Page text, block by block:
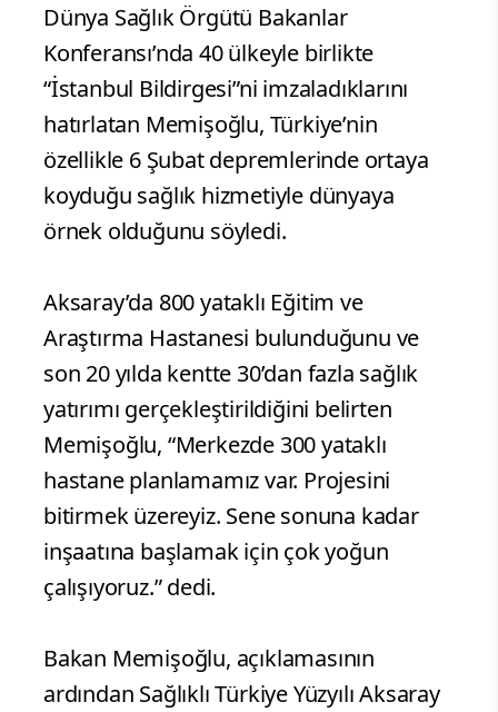
Dünya Sağlık Örgütü Bakanlar
Konferansı’nda 40 ülkeyle birlikte
“İstanbul Bildirgesi”ni imzaladıklarını
hatırlatan Memişoğlu, Türkiye’nin
özellikle 6 Şubat depremlerinde ortaya
koyduğu sağlık hizmetiyle dünyaya
örnek olduğunu söyledi.
Aksaray’da 800 yataklı Eğitim ve
Araştırma Hastanesi bulunduğunu ve
son 20 yılda kentte 30’dan fazla sağlık
yatırımı gerçekleştirildiğini belirten
Memişoğlu, “Merkezde 300 yataklı
hastane planlamamız var. Projesini
bitirmek üzereyiz. Sene sonuna kadar
inşaatına başlamak için çok yoğun
çalışıyoruz.” dedi.
Bakan Memişoğlu, açıklamasının
ardından Sağlıklı Türkiye Yüzyılı Aksaray